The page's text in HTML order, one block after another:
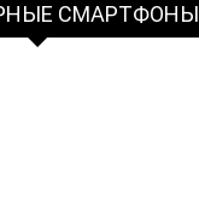
СМАРТФОНЫ